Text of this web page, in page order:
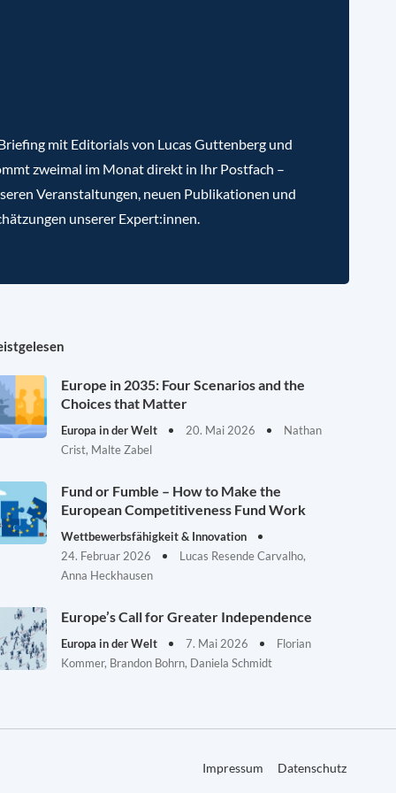
mit Editorials von Lucas Guttenberg und
zweimal im Monat direkt in Ihr Postfach –
Veranstaltungen, neuen Publikationen und
unserer Expert:innen.
Europe in 2035: Four Scenarios and the
Choices that Matter
Europa in der Welt 20. Mai 2026
Nathan
Crist, Malte Zabel
Fund or Fumble – How to Make the
European Competitiveness Fund Work
Wettbewerbsfähigkeit & Innovation
24. Februar 2026
Lucas Resende Carvalho,
Anna Heckhausen
Europe’s Call for Greater Independence
Europa in der Welt 7. Mai 2026
Florian
Kommer, Brandon Bohrn, Daniela Schmidt
Impressum Datenschutz